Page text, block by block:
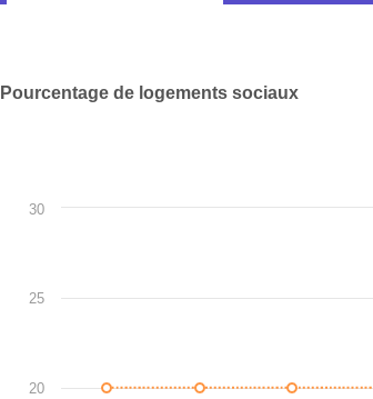
Bilan
REPRÉSENTATION
Pourcentage de logements sociaux
20
25
30